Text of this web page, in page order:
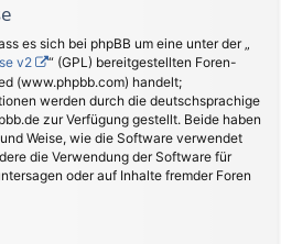
es sich bei phpBB um eine unter der „
v2
“ (GPL) bereitgestellten Foren-
(www.phpbb.com) handelt;
werden durch die deutschsprachige
zur Verfügung gestellt. Beide haben
Weise, wie die Software verwendet
die Verwendung der Software für
oder auf Inhalte fremder Foren